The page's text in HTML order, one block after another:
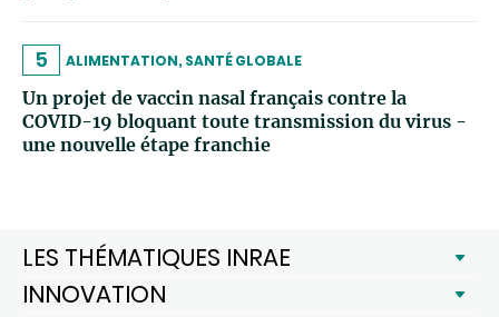
5 ALIMENTATION, SANTÉ GLOBALE
Un projet de vaccin nasal français contre la
COVID-19 bloquant toute transmission du virus -
une nouvelle étape franchie
LES THÉMATIQUES INRAE
INNOVATION